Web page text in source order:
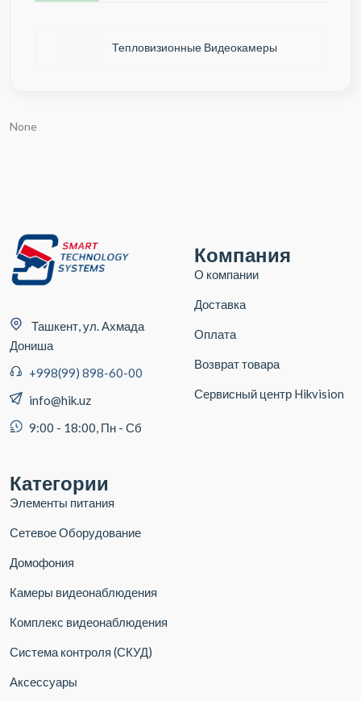
Тепловизионные Видеокамеры
None
Ташкент, ул. Ахмада
Дониша
+998(99) 898-60-00
info@hik.uz
9:00 - 18:00, Пн - Сб
Компания
О компании
Доставка
Оплата
Возврат товара
Сервисный центр Hikvision
Категории
Элементы питания
Сетевое Оборудование
Домофония
Камеры видеонаблюдения
Комплекс видеонаблюдения
Система контроля (СКУД)
Аксессуары